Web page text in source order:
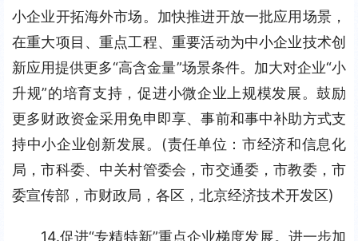
小企业开拓海外市场。加快推进开放一批应用场景，
在重大项目、重点工程、重要活动为中小企业技术创
新应用提供更多“高含金量”场景条件。加大对企业“小
升规”的培育支持，促进小微企业上规模发展。鼓励
更多财政资金采用免申即享、事前和事中补助方式支
持中小企业创新发展。(责任单位：市经济和信息化
局，市科委、中关村管委会，市交通委，市教委，市
委宣传部，市财政局，各区，北京经济技术开发区)
14.促进“专精特新”重点企业梯度发展。进一步加